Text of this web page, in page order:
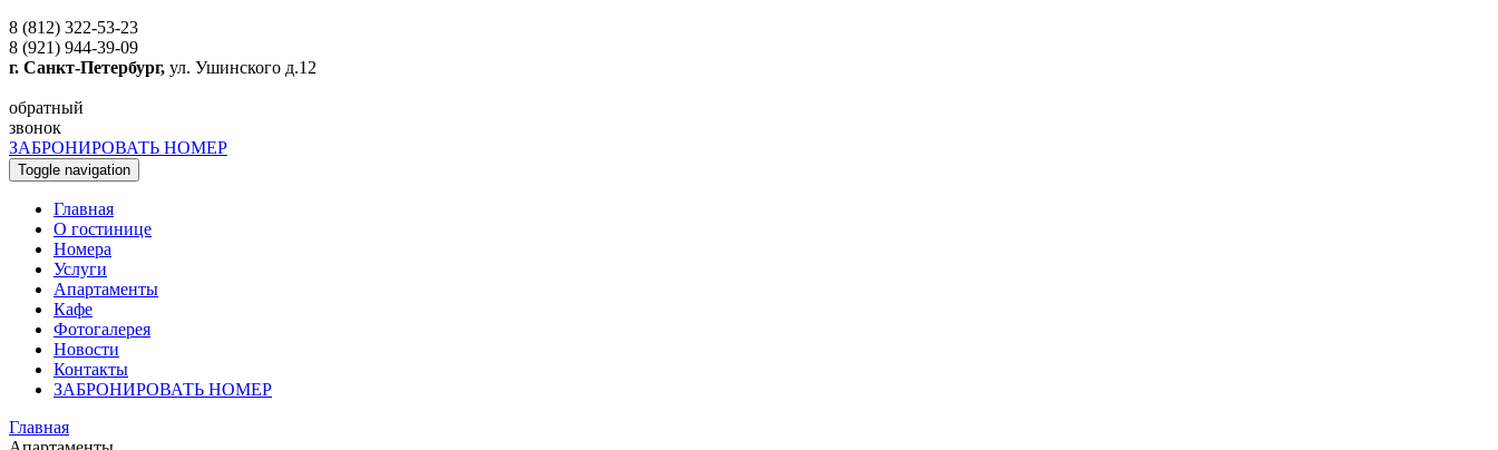
8 (812) 322-53-23
8 (921) 944-39-09
г. Санкт-Петербург, ул. Ушинского д.12
обратный
звонок
ЗАБРОНИРОВАТЬ НОМЕР
Toggle navigation
Главная
O гостинице
Номера
Услуги
Апартаменты
Кафе
Фотогалерея
Новости
Контакты
ЗАБРОНИРОВАТЬ НОМЕР
Главная